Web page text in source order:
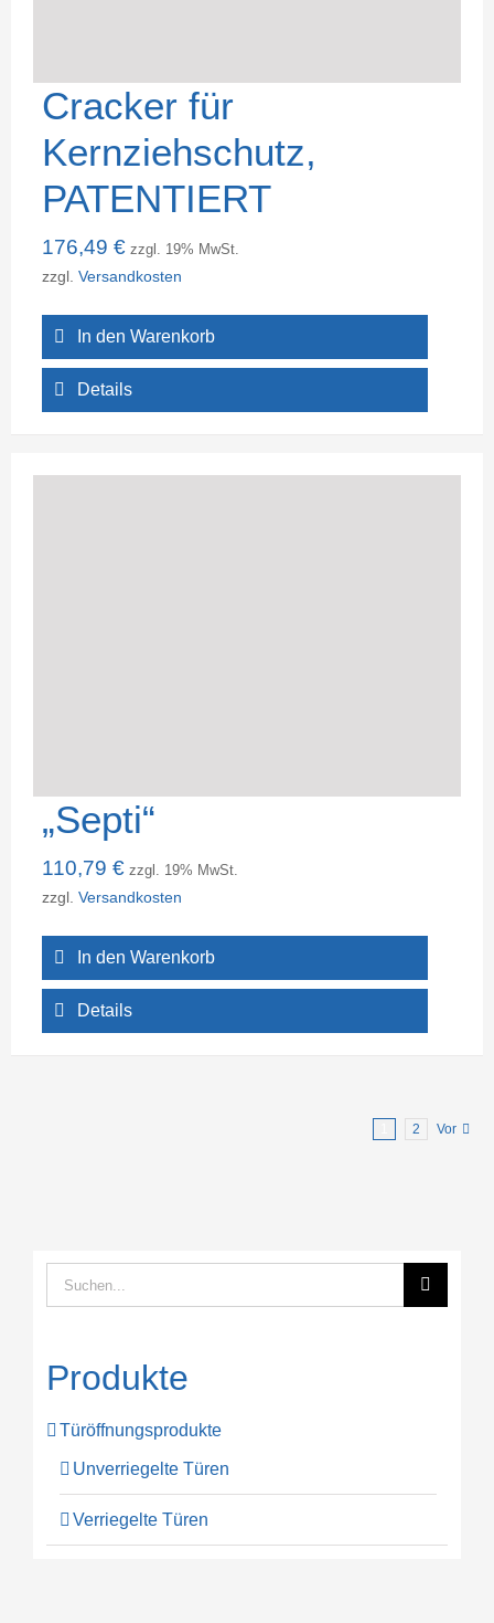
Cracker für
Kernziehschutz,
PATENTIERT
176,49 € zzgl. 19% MwSt.
zzgl. Versandkosten
In den Warenkorb
Details
„Septi“
110,79 € zzgl. 19% MwSt.
zzgl. Versandkosten
In den Warenkorb
Details
2 Vor
Suche
nach:
Produkte
Türöffnungsprodukte
Unverriegelte Türen
Verriegelte Türen